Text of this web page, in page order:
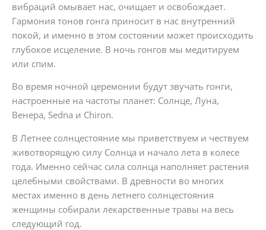
вибраций омывает нас, очищает и освобождает.
Гармония тонов гонга приносит в нас внутренний
покой, и именно в этом состоянии может происходить
глубокое исцеление. В ночь гонгов мы медитируем
или спим.
Во время ночной церемонии будут звучать гонги,
настроенные на частоты планет: Солнце, Луна,
Венера, Sedna и Chiron.
В Летнее солнцестояние мы приветствуем и чествуем
животворящую силу Солнца и начало лета в колесе
года. Именно сейчас сила солнца наполняет растения
целебными свойствами. В древности во многих
местах именно в день летнего солнцестояния
женщины собирали лекарственные травы на весь
следующий год.